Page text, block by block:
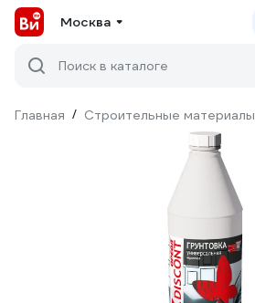
Москва
Поиск в каталоге
Главная / Строительные материалы